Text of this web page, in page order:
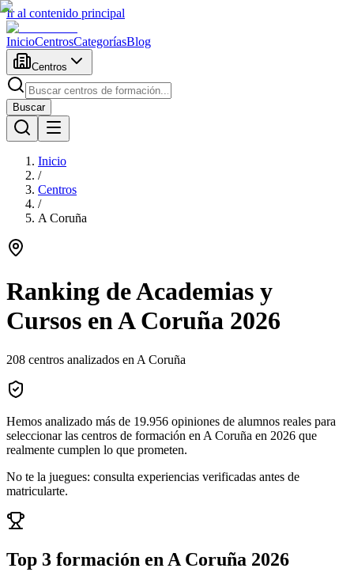
Ir al contenido principal
InicioCentrosCategoríasBlog
Centros
Buscar
Inicio
/
Centros
/
A Coruña
Ranking de Academias y
Cursos enA Coruña 2026
208 centros analizados en A Coruña
Hemos analizado más de 19.956 opiniones de alumnos reales para
seleccionar las centros de formación en A Coruña en 2026 que
realmente cumplen lo que prometen.
No te la juegues: consulta experiencias verificadas antes de
matricularte.
Top 3 formación en A Coruña 2026